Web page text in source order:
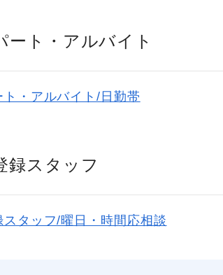
ート・アルバイト
ト・アルバイト/日勤帯
録スタッフ
スタッフ/曜日・時間応相談